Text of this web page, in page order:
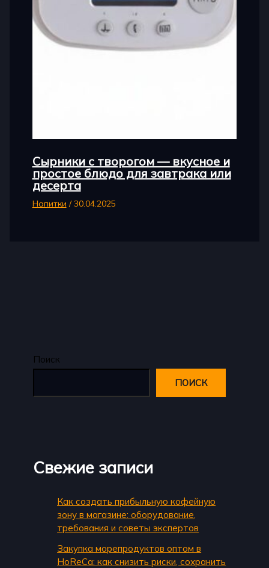
Сырники с творогом — вкусное и
простое блюдо для завтрака или
десерта
Напитки /30.04.2025
Поиск
ПОИСК
Свежие записи
Как создать прибыльную кофейную
зону в магазине: оборудование,
требования и советы экспертов
Закупка морепродуктов оптом в
HoReCa: как снизить риски, сохранить